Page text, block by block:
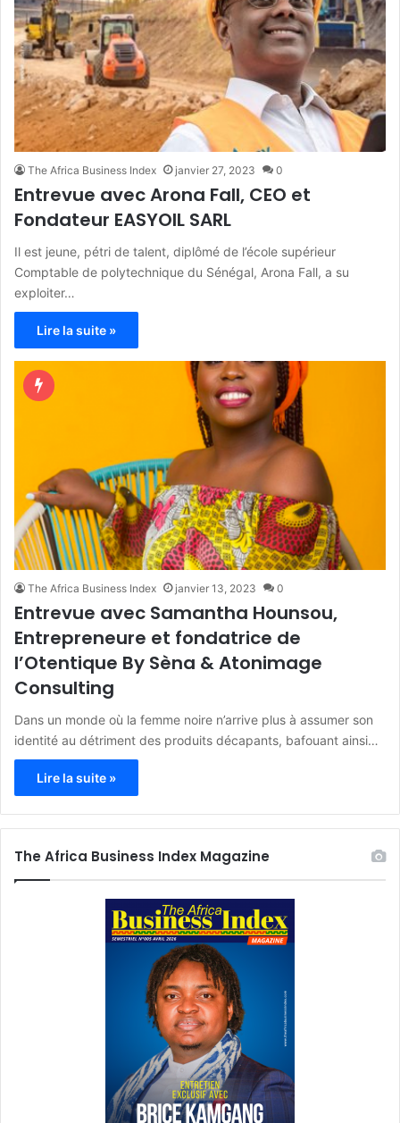
The Africa Business Index janvier 27, 2023 0
Entrevue avec Arona Fall, CEO et
Fondateur EASYOIL SARL
Il est jeune, pétri de talent, diplômé de l’école supérieur
Comptable de polytechnique du Sénégal, Arona Fall, a su
exploiter…
Lire la suite »
The Africa Business Index janvier 13, 2023 0
Entrevue avec Samantha Hounsou,
Entrepreneure et fondatrice de
l’Otentique By Sèna & Atonimage
Consulting
Dans un monde où la femme noire n’arrive plus à assumer son
identité au détriment des produits décapants, bafouant ainsi…
Lire la suite »
The Africa Business Index Magazine